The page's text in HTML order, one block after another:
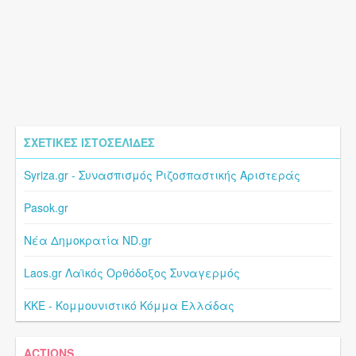
ΣΧΕΤΙΚΈΣ ΙΣΤΟΣΕΛΊΔΕΣ
Syriza.gr - Συνασπισμός Ριζοσπαστικής Αριστεράς
Pasok.gr
Nέα Δημοκρατία ND.gr
Laos.gr Λαϊκός Ορθόδοξος Συναγερμός
KKE - Κομμουνιστικό Κόμμα Ελλάδας